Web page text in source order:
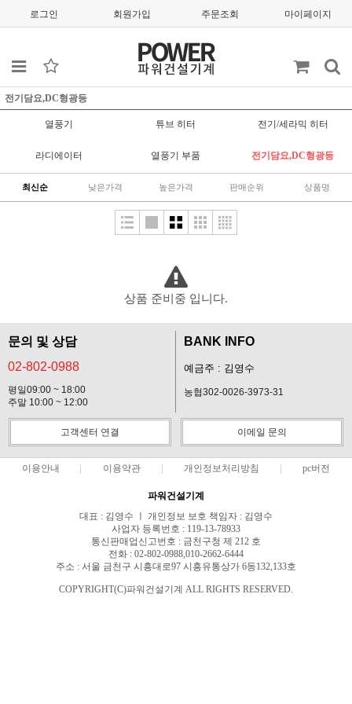
로그인 회원가입 주문조회 마이페이지
전기담요,DC형광등
열풍기 튜브 히터 전기/세라믹 히터
라디에이터 열풍기 부품 전기담요,DC형광등
최신순 낮은가격 높은가격 판매순위 상품명
상품 준비중 입니다.
문의 및 상담
02-802-0988
평일09:00 ~ 18:00
주말 10:00 ~ 12:00
BANK INFO
예금주 : 김영수
농협302-0026-3973-31
고객센터 연결 이메일 문의
이용안내 이용약관 개인정보처리방침 pc버전
파워건설기계
대표 : 김영수 ㅣ 개인정보 보호 책임자 : 김영수
사업자 등록번호 : 119-13-78933
통신판매업신고번호 : 금천구청 제 212 호
전화 : 02-802-0988,010-2662-6444
주소 : 서울 금천구 시흥대로97 시흥유통상가 6동132,133호
COPYRIGHT(C)파워건설기계 ALL RIGHTS RESERVED.